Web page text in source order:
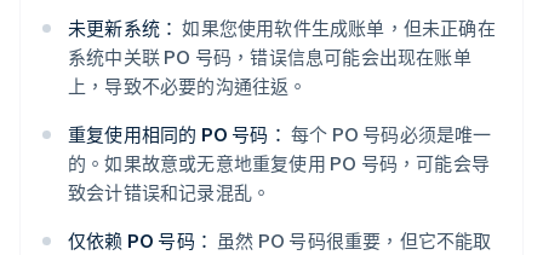
未更新系统： 如果您使用软件生成账单，但未正确在
系统中关联 PO 号码，错误信息可能会出现在账单
上，导致不必要的沟通往返。
重复使用相同的 PO 号码： 每个 PO 号码必须是唯一
的。如果故意或无意地重复使用 PO 号码，可能会导
致会计错误和记录混乱。
仅依赖 PO 号码： 虽然 PO 号码很重要，但它不能取
阿联酋
English
爱尔兰
English
爱沙尼亚
English
奥地利
DeutschEnglish
English